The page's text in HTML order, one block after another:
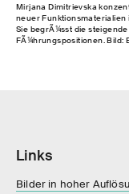
Mirjana Dimitrievska
neuer
Sie begrÃ¼sst die
FÃ¼hrungspositionen. Bild:
Links
Bilder in hoher